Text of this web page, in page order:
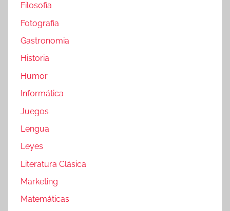
Filosofia
Fotografia
Gastronomia
Historia
Humor
Informática
Juegos
Lengua
Leyes
Literatura Clásica
Marketing
Matemáticas